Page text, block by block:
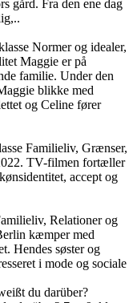
gård. Fra den ene dag
Normer og idealer,
Maggie er på
familie. Under den
blikke med
og Celine fører
Familieliv, Grænser,
TV-filmen fortæller
accept og
Relationer og
kæmper med
Hendes søster og
i mode og sociale
du darüber?